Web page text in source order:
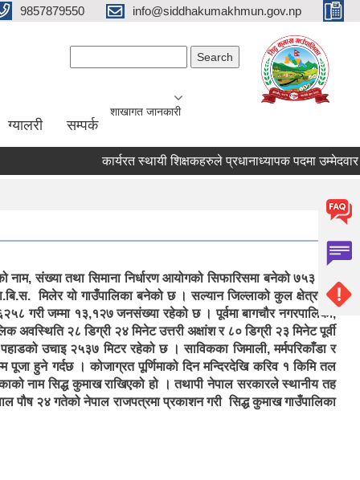
9857879550 info@siddhakumakhmun.gov.np
ग्यालरी सम्पर्क
शाखागत जानकारी
कार्यरत स्थायी शिक्षकहरुले प्रधानाध्यापक पदमा उम्मेदवार
संख्या तथा सिमाना निर्धारण आयोगको सिफारिसमा बनेको ७५३ वटा
मिलेर यो गाउँपालिका बनेको छ । सल्यान जिल्लाको कुल क्षेत्रफल
गरी जम्मा १३,१२७ जनसंख्या रहेको छ । पूर्वमा बागचौर नगरपालिका,
अवस्थिति २८ डिग्री २४ मिनेट उत्तरी अक्षांश र ८० डिग्री २३ मिनेट पूर्वी
उचाइ २५३७ मिटर रहेको छ । साविकका जिमाली, मर्मपरिकाँडा र
पूजा हुने गर्दछ । कोजाग्रत पूर्णिमाको दिन मन्दिरदेखि करिव १ किमि तल
नाम सिद्ध कुमाख राखिएको हो । तथापी नेपाल सरकारले स्थानीय तह
पौष २४ गतेको नेपाल राजपत्रमा प्रकाशन गरी सिद्ध कुमाख गाउँपालिका